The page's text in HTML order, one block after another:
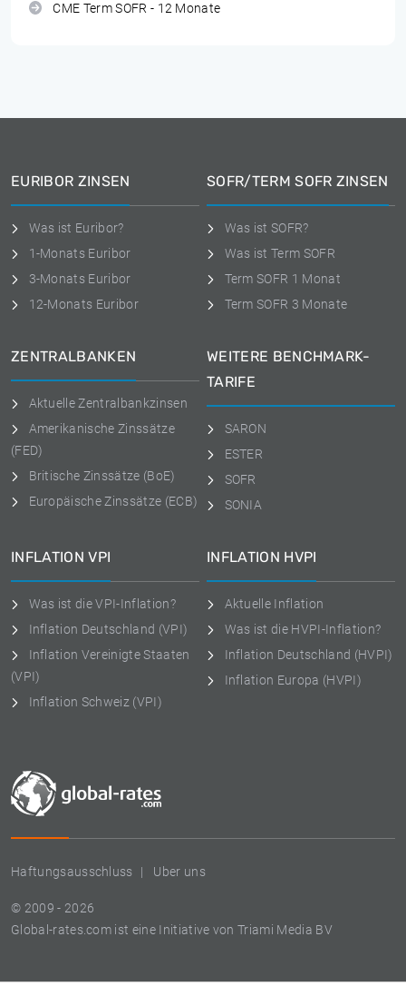
CME Term SOFR - 12 Monate
Haftungsausschluss Uber uns
© 2009 - 2026
Global-rates.com ist eine Initiative von Triami Media BV
EURIBOR ZINSEN
Was ist Euribor?
1-Monats Euribor
3-Monats Euribor
12-Monats Euribor
SOFR/TERM SOFR ZINSEN
Was ist SOFR?
Was ist Term SOFR
Term SOFR 1 Monat
Term SOFR 3 Monate
ZENTRALBANKEN
Aktuelle Zentralbankzinsen
Amerikanische Zinssätze
(FED)
Britische Zinssätze (BoE)
Europäische Zinssätze (ECB)
WEITERE BENCHMARK-
TARIFE
SARON
ESTER
SOFR
SONIA
INFLATION VPI
Was ist die VPI-Inflation?
Inflation Deutschland (VPI)
Inflation Vereinigte Staaten
(VPI)
Inflation Schweiz (VPI)
INFLATION HVPI
Aktuelle Inflation
Was ist die HVPI-Inflation?
Inflation Deutschland (HVPI)
Inflation Europa (HVPI)